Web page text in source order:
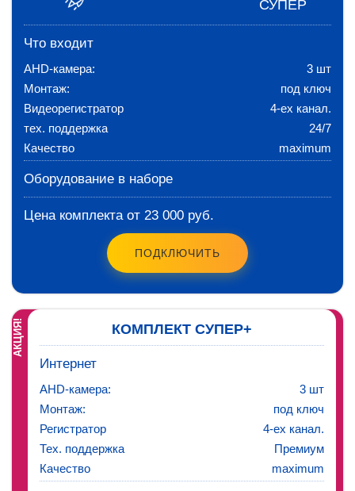
СУПЕР
Что входит
AHD-камера:
3 шт
Монтаж:
под ключ
Видеорегистратор
4-ех канал.
тех. поддержка
24/7
Качество
maximum
Оборудование в наборе
Цена комплекта от 23 000 руб.
ПОДКЛЮЧИТЬ
АКЦИЯ! КОМПЛЕКТ СУПЕР+
Интернет
AHD-камера:
3 шт
Монтаж:
под ключ
Регистратор
4-ех канал.
Тех. поддержка
Премиум
Качество
maximum